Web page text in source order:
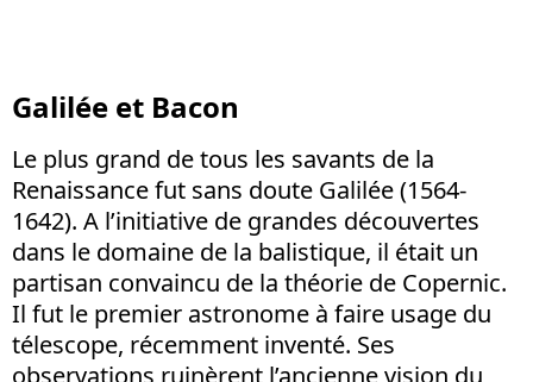
Galilée et Bacon
Le plus grand de tous les savants de la
Renaissance fut sans doute Galilée (1564-
1642). A l’initiative de grandes découvertes
dans le domaine de la balistique, il était un
partisan convaincu de la théorie de Copernic.
Il fut le premier astronome à faire usage du
télescope, récemment inventé. Ses
observations ruinèrent l’ancienne vision du